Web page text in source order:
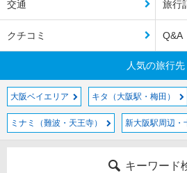
交通 旅行
クチコミ Q&A
人気の旅行先
大阪ベイエリア キタ（大阪駅・梅田）
ミナミ（難波・天王寺） 新大阪駅周辺・
キーワード